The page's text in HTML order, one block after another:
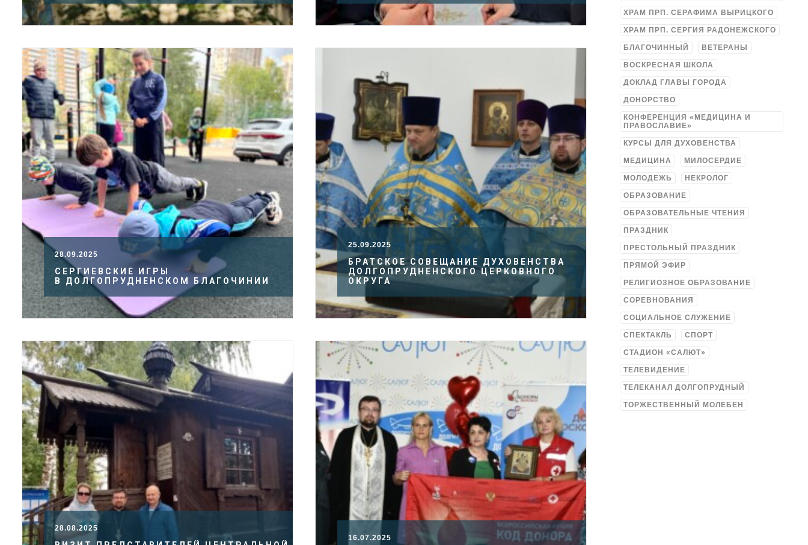
28.09.2025
СЕРГИЕВСКИЕ ИГРЫ
В ДОЛГОПРУДНЕНСКОМ БЛАГОЧИНИИ
25.09.2025
БРАТСКОЕ СОВЕЩАНИЕ ДУХОВЕНСТВА
ДОЛГОПРУДНЕНСКОГО ЦЕРКОВНОГО
ОКРУГА
28.08.2025
16.07.2025
ХРАМ ПРП. СЕРАФИМА ВЫРИЦКОГО
ХРАМ ПРП. СЕРГИЯ РАДОНЕЖСКОГО
БЛАГОЧИННЫЙ ВЕТЕРАНЫ
ВОСКРЕСНАЯ ШКОЛА
ДОКЛАД ГЛАВЫ ГОРОДА
ДОНОРСТВО
КОНФЕРЕНЦИЯ «МЕДИЦИНА И
ПРАВОСЛАВИЕ»
КУРСЫ ДЛЯ ДУХОВЕНСТВА
МЕДИЦИНА МИЛОСЕРДИЕ
МОЛОДЕЖЬ НЕКРОЛОГ
ОБРАЗОВАНИЕ
ОБРАЗОВАТЕЛЬНЫЕ ЧТЕНИЯ
ПРАЗДНИК
ПРЕСТОЛЬНЫЙ ПРАЗДНИК
ПРЯМОЙ ЭФИР
РЕЛИГИОЗНОЕ ОБРАЗОВАНИЕ
СОРЕВНОВАНИЯ
СОЦИАЛЬНОЕ СЛУЖЕНИЕ
СПЕКТАКЛЬ СПОРТ
СТАДИОН «САЛЮТ»
ТЕЛЕВИДЕНИЕ
ТЕЛЕКАНАЛ ДОЛГОПРУДНЫЙ
ТОРЖЕСТВЕННЫЙ МОЛЕБЕН